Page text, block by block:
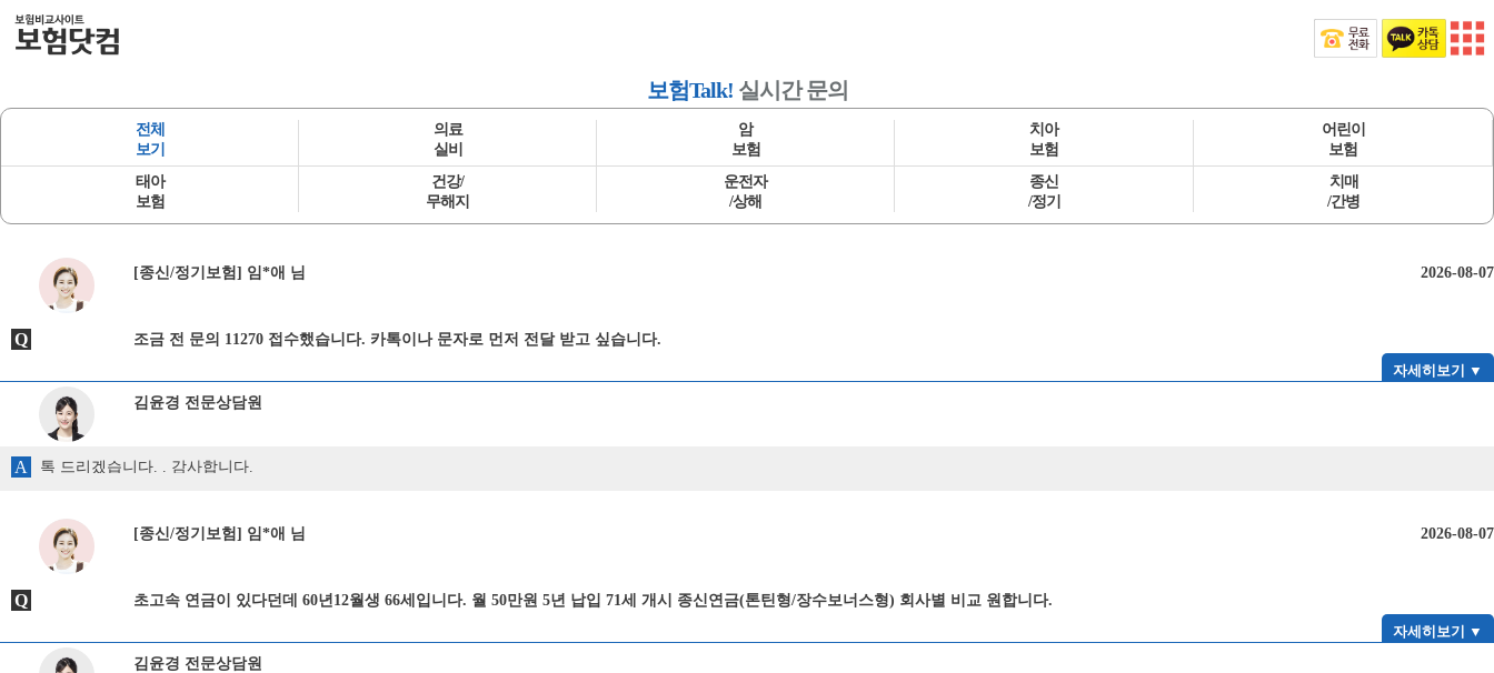
보험Talk! 실시간 문의
전체
보기
의료
실비
암
보험
치아
보험
어린이
보험
태아
보험
건강/
무해지
운전자
/상해
종신
/정기
치매
/간병
[종신/정기보험] 임*애 님 2026-08-07
Q
조금 전 문의 11270 접수했습니다. 카톡이나 문자로 먼저 전달 받고 싶습니다.
자세히보기 ▼
김윤경 전문상담원
A 톡 드리겠습니다. . 감사합니다.
[종신/정기보험] 임*애 님 2026-08-07
Q
초고속 연금이 있다던데 60년12월생 66세입니다. 월 50만원 5년 납입 71세 개시 종신연금(톤틴형/장수보너스형) 회사별 비교 원합니다.
자세히보기 ▼
김윤경 전문상담원